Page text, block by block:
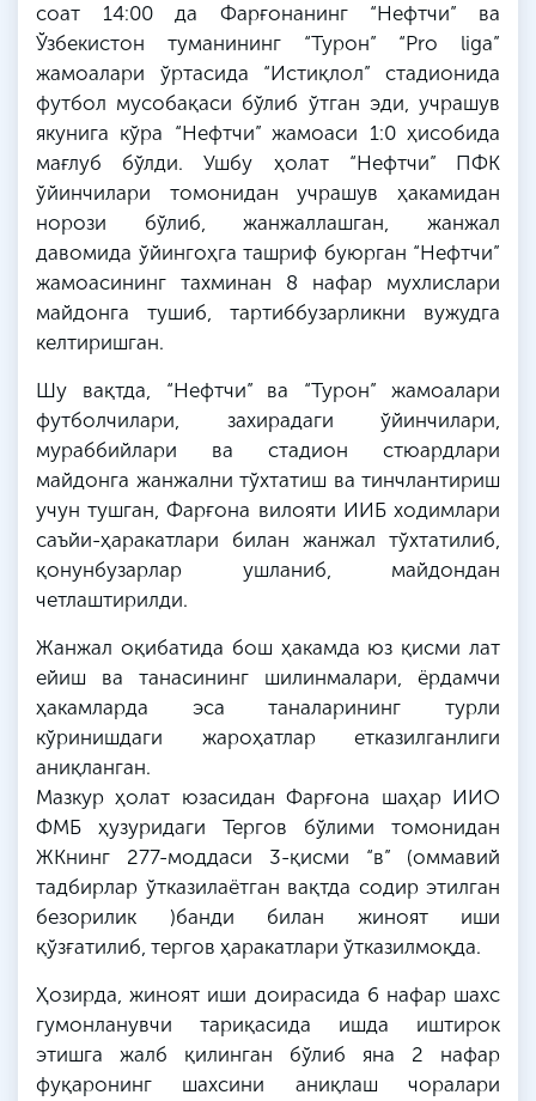
соат 14:00 да Фарғонанинг “Нефтчи” ва
Ўзбекистон туманининг “Турон” “Pro liga”
жамоалари ўртасида “Истиқлол” стадионида
футбол мусобақаси бўлиб ўтган эди, учрашув
якунига кўра “Нефтчи” жамоаси 1:0 ҳисобида
мағлуб бўлди. Ушбу ҳолат “Нефтчи” ПФК
ўйинчилари томонидан учрашув ҳакамидан
норози бўлиб, жанжаллашган, жанжал
давомида ўйингоҳга ташриф буюрган “Нефтчи”
жамоасининг тахминан 8 нафар мухлислари
майдонга тушиб, тартиббузарликни вужудга
келтиришган.
Шу вақтда, “Нефтчи” ва “Турон” жамоалари
футболчилари, захирадаги ўйинчилари,
мураббийлари ва стадион стюардлари
майдонга жанжални тўхтатиш ва тинчлантириш
учун тушган, Фарғона вилояти ИИБ ходимлари
саъйи-ҳаракатлари билан жанжал тўхтатилиб,
қонунбузарлар ушланиб, майдондан
четлаштирилди.
Жанжал оқибатида бош ҳакамда юз қисми лат
ейиш ва танасининг шилинмалари, ёрдамчи
ҳакамларда эса таналарининг турли
кўринишдаги жароҳатлар етказилганлиги
аниқланган.
Мазкур ҳолат юзасидан Фарғона шаҳар ИИО
ФМБ ҳузуридаги Тергов бўлими томонидан
ЖКнинг 277-моддаси 3-қисми “в” (оммавий
тадбирлар ўтказилаётган вақтда содир этилган
безорилик )банди билан жиноят иши
қўзғатилиб, тергов ҳаракатлари ўтказилмоқда.
Ҳозирда, жиноят иши доирасида 6 нафар шахс
гумонланувчи тариқасида ишда иштирок
этишга жалб қилинган бўлиб яна 2 нафар
фуқаронинг шахсини аниқлаш чоралари